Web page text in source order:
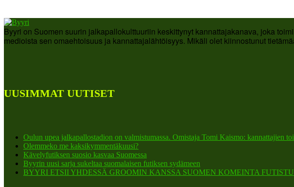
Byyri on Suomen suurin jalkapallokulttuuriin keskittynyt kannattajakanava, joka
medioista sen omaehtoisuus ja kannattajalähtöisyys. Mikäli olet kiinnostunut
UUSIMMAT UUTISET
Oulun upea jalkapallostadion on valmistumassa. Omistaja Tomi Kaismo: kannattajien
Olemmeko me kaksikymmentäkuusi?
Kävelyfutiksen suosio kasvaa Suomessa
Byyrin uusi sarja sukeltaa suomalaisen futiksen sydämeen
BYYRI ETSII YHDESSÄ GROOMIN KANSSA SUOMEN KOMEINTA